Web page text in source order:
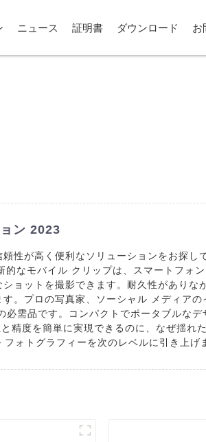
ニュース 証明書 ダウンロード お
ン 2023
性が高く便利なソリューションをお探し
なモバイル クリップは、スマートフォ
ョットを撮影できます。耐久性があり
。プロの写真家、ソーシャル メディア
需品です。コンパクトでポータブルなデ
度を簡単に実現できるのに、なぜ揺れ
ォトグラフィーを次のレベルに引き上げ